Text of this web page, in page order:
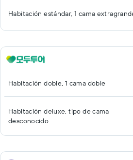
Habitación estándar, 1 cama
Habitación doble, 1 cama doble
Habitación deluxe, tipo de cama
desconocido